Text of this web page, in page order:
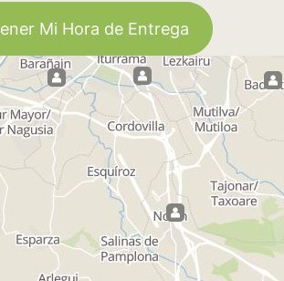
Mi Hora de Entrega